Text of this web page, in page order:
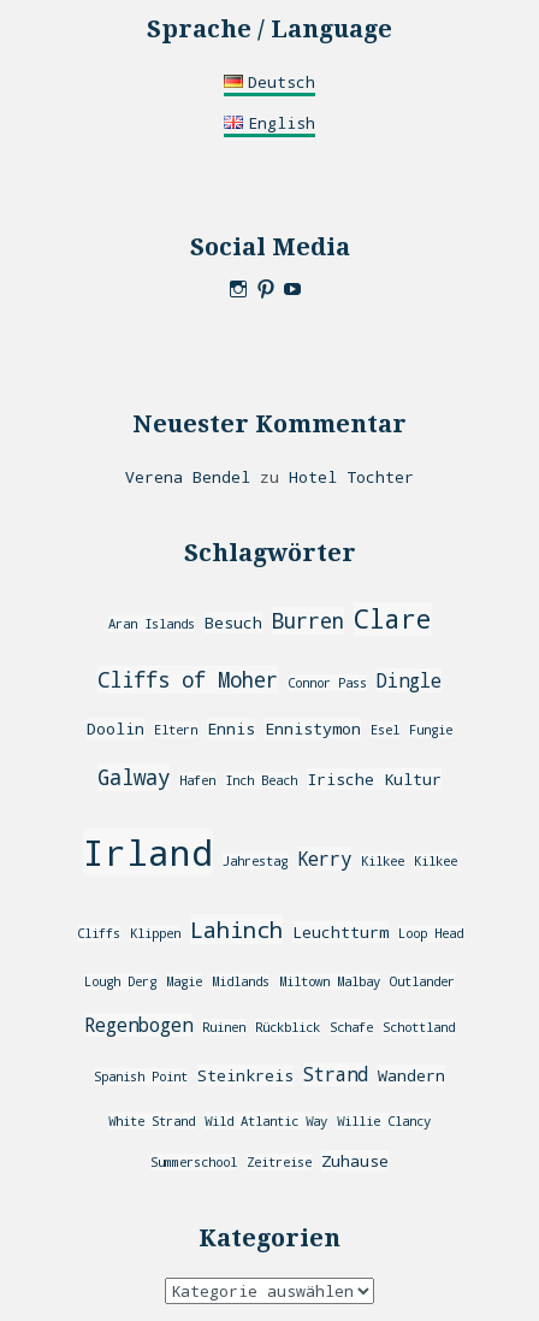
Sprache / Language
Deutsch
English
Social Media
Neuester Kommentar
Verena Bendel zu Hotel Tochter
Schlagwörter
Aran Islands Besuch Burren Clare
Cliffs of Moher Connor Pass Dingle
Doolin Eltern Ennis Ennistymon Esel Fungie
Galway Hafen Inch Beach Irische Kultur
Irland Jahrestag Kerry Kilkee Kilkee
Cliffs Klippen Lahinch Leuchtturm Loop Head
Lough Derg Magie Midlands Miltown Malbay Outlander
Regenbogen Ruinen Rückblick Schafe Schottland
Spanish Point Steinkreis Strand Wandern
White Strand Wild Atlantic Way Willie Clancy
Summerschool Zeitreise Zuhause
Kategorien